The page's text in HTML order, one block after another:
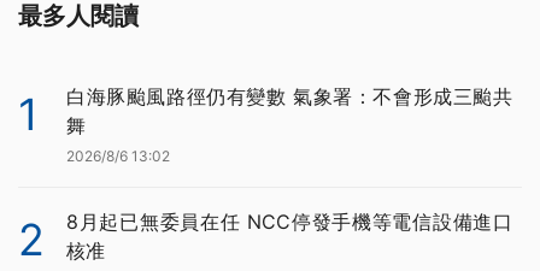
最多人閱讀
1
白海豚颱風路徑仍有變數 氣象署：不會形成三颱共
舞
2026/8/6 13:02
2
8月起已無委員在任 NCC停發手機等電信設備進口
核准